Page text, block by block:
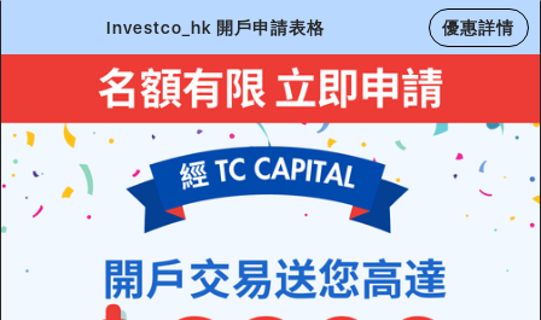
Investco_hk 開戶申請表格 優惠詳情